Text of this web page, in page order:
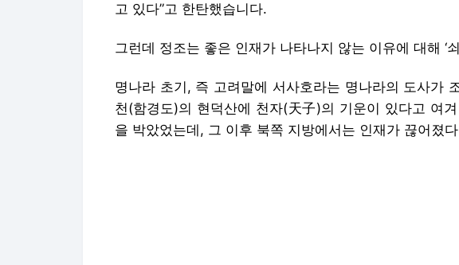
고 있다”고 한탄했습니다.
그런데 정조는 좋은 인재가 나타나지 않는 이유에 대해 ‘
명나라 초기, 즉 고려말에 서사호라는 명나라의 도사가
천(함경도)의 현덕산에 천자(天子)의 기운이 있다고 여
을 박았었는데, 그 이후 북쪽 지방에서는 인재가 끊어졌